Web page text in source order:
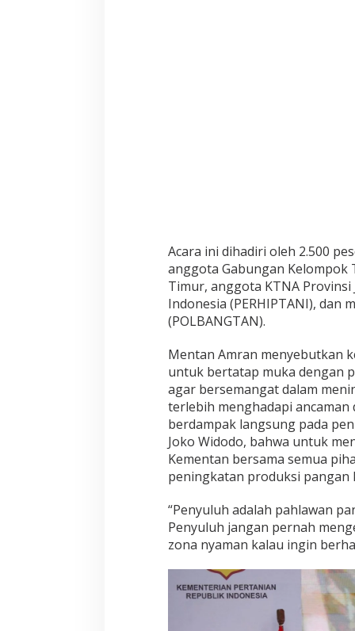
d
i
d
a
n
J
g
u
g
Acara ini dihadiri oleh 2.500
anggota Gabungan Kelompok
Timur, anggota KTNA
Indonesia (PERHIPTANI), dan
(POLBANGTAN).
Mentan Amran menyebutkan
untuk bertatap muka dengan
agar bersemangat dalam
terlebih menghadapi
berdampak langsung pada
Joko Widodo, bahwa untuk
Kementan bersama semua
peningkatan produksi pangan
“Penyuluh adalah pahlawan
Penyuluh jangan pernah
zona nyaman kalau ingin